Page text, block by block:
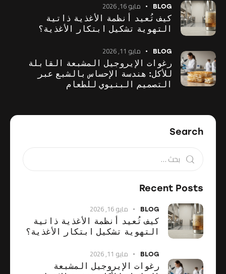
BLOG مايو 16, 2026
كيف تُعيد أنظمة الأغذية ذاتية
التهوية تشكيل ابتكار الأغذية؟
BLOG مايو 11, 2026
رغوات الإيروجيل المشبعة القابلة
للأكل: هندسة الإحساس بالشبع عبر
التصميم البنيوي للطعام
Search
Recent Posts
BLOG مايو 16, 2026
كيف تُعيد أنظمة الأغذية ذاتية
التهوية تشكيل ابتكار الأغذية؟
BLOG مايو 11, 2026
رغوات الإيروجيل المشبعة